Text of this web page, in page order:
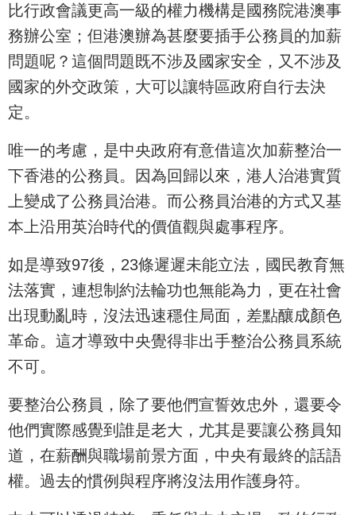
比行政會議更高一級的權力機構是國務院港澳事
務辦公室；但港澳辦為甚麼要插手公務員的加薪
問題呢？這個問題既不涉及國家安全，又不涉及
國家的外交政策，大可以讓特區政府自行去決
定。
唯一的考慮，是中央政府有意借這次加薪整治一
下香港的公務員。因為回歸以來，港人治港實質
上變成了公務員治港。而公務員治港的方式又基
本上沿用英治時代的價值觀與處事程序。
如是導致97後，23條遲遲未能立法，國民教育無
法落實，連想制約法輪功也無能為力，更在社會
出現動亂時，沒法迅速穩住局面，差點釀成顏色
革命。這才導致中央覺得非出手整治公務員系統
不可。
要整治公務員，除了要他們宣誓效忠外，還要令
他們實際感覺到誰是老大，尤其是要讓公務員知
道，在薪酬與職場前景方面，中央有最終的話語
權。過去的慣例與程序將沒法用作護身符。